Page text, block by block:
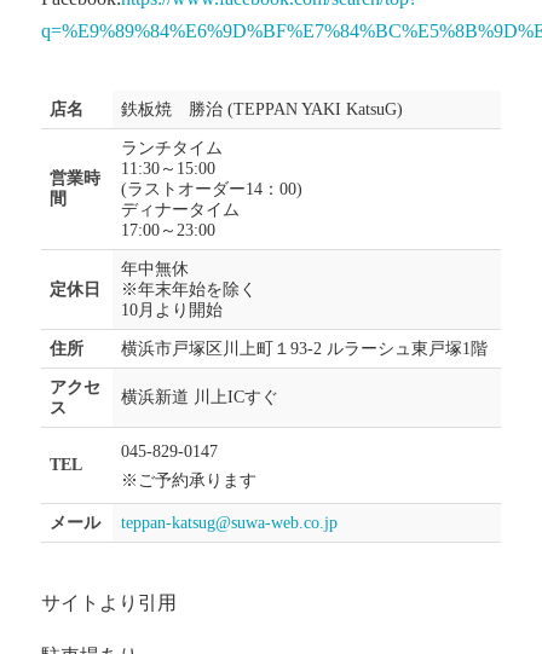
店名 鉄板焼 勝治 (TEPPAN YAKI KatsuG)
営業時
間
ランチタイム
11:30～15:00
(ラストオーダー14：00)
ディナータイム
17:00～23:00
定休日
年中無休
※年末年始を除く
10月より開始
住所
横浜市戸塚区川上町１93-2 ルラーシュ東戸塚1階
アクセ
ス
横浜新道 川上ICすぐ
TEL
045-829-0147
※ご予約承ります
メール teppan-katsug@suwa-web.co.jp
サイトより引用